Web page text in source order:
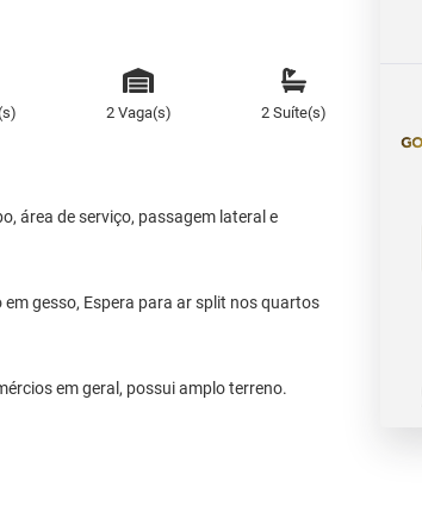
2 Vaga(s) 2 Suíte(s)
área de serviço, passagem lateral e
gesso, Espera para ar split nos quartos
em geral, possui amplo terreno.